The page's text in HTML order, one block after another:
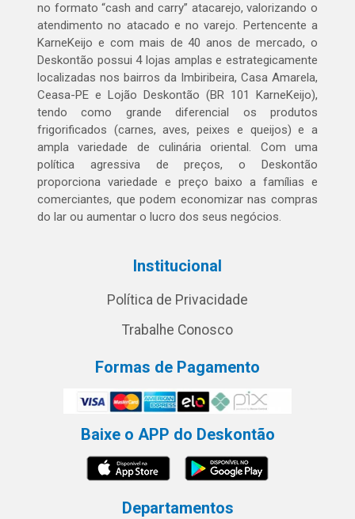
no formato “cash and carry” atacarejo, valorizando o
atendimento no atacado e no varejo. Pertencente a
KarneKeijo e com mais de 40 anos de mercado, o
Deskontão possui 4 lojas amplas e estrategicamente
localizadas nos bairros da Imbiribeira, Casa Amarela,
Ceasa-PE e Lojão Deskontão (BR 101 KarneKeijo),
tendo como grande diferencial os produtos
frigorificados (carnes, aves, peixes e queijos) e a
ampla variedade de culinária oriental. Com uma
política agressiva de preços, o Deskontão
proporciona variedade e preço baixo a famílias e
comerciantes, que podem economizar nas compras
do lar ou aumentar o lucro dos seus negócios.
Institucional
Política de Privacidade
Trabalhe Conosco
Formas de Pagamento
Baixe o APP do Deskontão
Departamentos